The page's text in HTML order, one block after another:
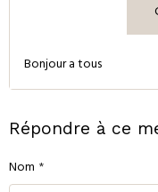
Bonjour a tous
Répondre à ce
Nom